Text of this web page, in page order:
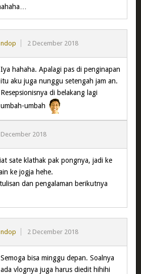
ndop 2 December 2018
Iya hahaha. Apalagi pas di penginapan
itu aku juga nunggu setengah jam an.
Resepsionisnya di belakang lagi
umbah-umbah
December 2018
sate klathak pak pongnya, jadi ke
ke jogja hehe.
dan pengalaman berikutnya
ndop 2 December 2018
Semoga bisa minggu depan. Soalnya
ada vlognya juga harus diedit hihihi